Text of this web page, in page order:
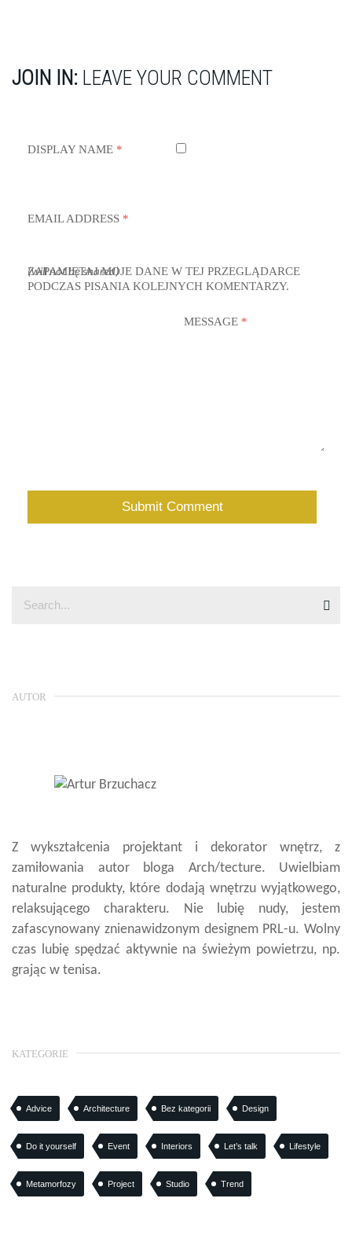
JOIN IN: LEAVE YOUR COMMENT
DISPLAY NAME *
EMAIL ADDRESS *
(will not be shared)
ZAPAMIĘTAJ MOJE DANE W TEJ PRZEGLĄDARCE
PODCZAS PISANIA KOLEJNYCH KOMENTARZY.
MESSAGE *
AUTOR
Z wykształcenia projektant i dekorator wnętrz, z
zamiłowania autor bloga Arch/tecture. Uwielbiam
naturalne produkty, które dodają wnętrzu wyjątkowego,
relaksującego charakteru. Nie lubię nudy, jestem
zafascynowany znienawidzonym designem PRL-u. Wolny
czas lubię spędzać aktywnie na świeżym powietrzu, np.
grając w tenisa.
KATEGORIE
Advice Architecture Bez kategorii Design
Do it yourself Event Interiors Let’s talk Lifestyle
Metamorfozy Project Studio Trend